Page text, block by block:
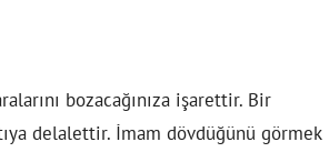
bozacağınıza işarettir. Bir
delalettir. İmam dövdüğünü görmek